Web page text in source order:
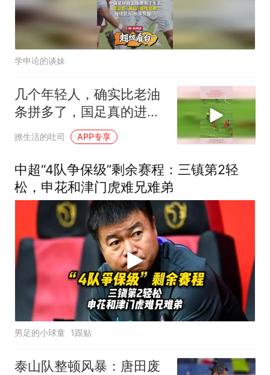
学申论的谈妹
几个年轻人，确实比老油
条拼多了，国足真的进步
了！
撩生活的吐司 APP专享
中超“4队争保级”剩余赛程：三镇第2轻
松，申花和津门虎难兄难弟
男足的小球童 1跟贴
泰山队整顿风暴：唐田废